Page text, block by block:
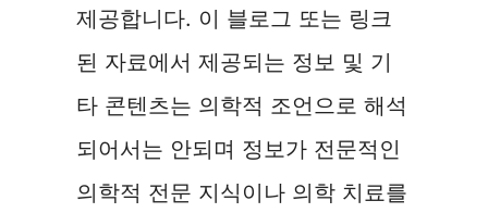
제공합니다. 이 블로그 또는 링크
된 자료에서 제공되는 정보 및 기
타 콘텐츠는 의학적 조언으로 해석
되어서는 안되며 정보가 전문적인
의학적 전문 지식이나 의학 치료를